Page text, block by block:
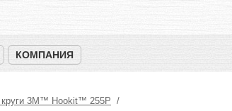
КОМПАНИЯ
3M™ Hookit™ 255P